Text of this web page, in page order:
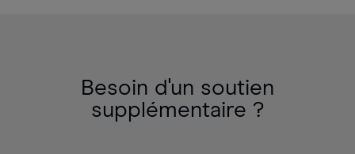
Besoin d'un soutien
supplémentaire ?